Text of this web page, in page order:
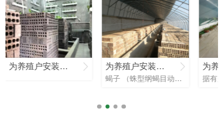
为养殖户安装的蝎子养殖生产基地 为养殖户安装的蝎子养殖生产基地
蝎子 （蛛型纲蝎目动物统称）俗称蝎子，也称全蝎，全虫，是我国传统的中药材，有镇痉、止痛、**等功能。属野生动物类，常寄居山坡，墙缝，土穴等潮湿阴凉处在**各地蝎的种类及分布很多，也具有不同的形态学，生...